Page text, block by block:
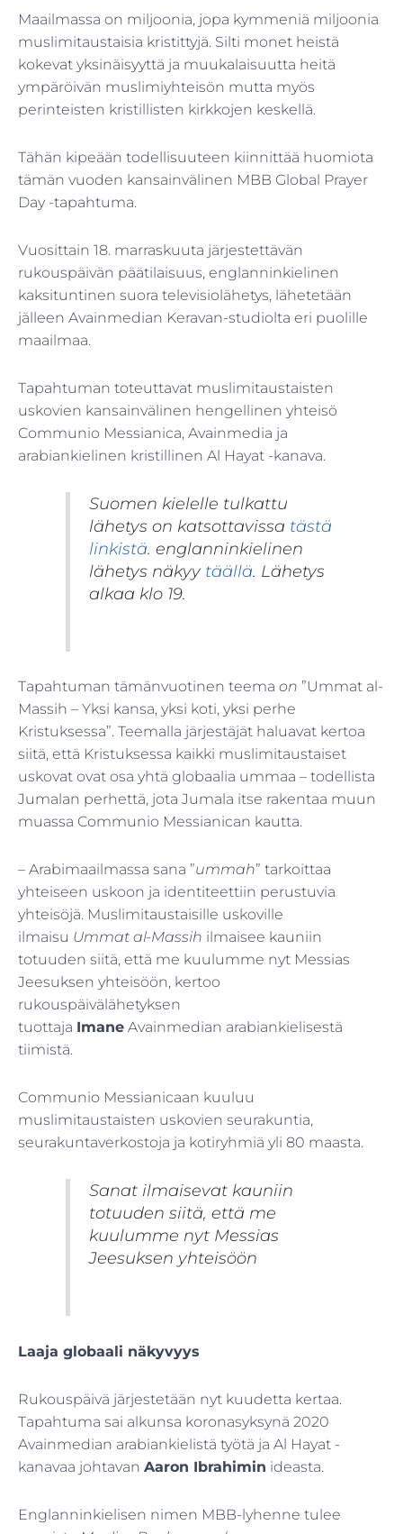
Maailmassa on miljoonia, jopa kymmeniä miljoonia
muslimitaustaisia kristittyjä. Silti monet heistä
kokevat yksinäisyyttä ja muukalaisuutta heitä
ympäröivän muslimiyhteisön mutta myös
perinteisten kristillisten kirkkojen keskellä.
Tähän kipeään todellisuuteen kiinnittää huomiota
tämän vuoden kansainvälinen MBB Global Prayer
Day -tapahtuma.
Vuosittain 18. marraskuuta järjestettävän
rukouspäivän päätilaisuus, englanninkielinen
kaksituntinen suora televisiolähetys, lähetetään
jälleen Avainmedian Keravan-studiolta eri puolille
maailmaa.
Tapahtuman toteuttavat muslimitaustaisten
uskovien kansainvälinen hengellinen yhteisö
Communio Messianica, Avainmedia ja
arabiankielinen kristillinen Al Hayat -kanava.
Suomen kielelle tulkattu
lähetys on katsottavissa tästä
linkistä. englanninkielinen
lähetys näkyy täällä. Lähetys
alkaa klo 19.
Tapahtuman tämänvuotinen teema on ”Ummat al-
Massih – Yksi kansa, yksi koti, yksi perhe
Kristuksessa”. Teemalla järjestäjät haluavat kertoa
siitä, että Kristuksessa kaikki muslimitaustaiset
uskovat ovat osa yhtä globaalia ummaa – todellista
Jumalan perhettä, jota Jumala itse rakentaa muun
muassa Communio Messianican kautta.
– Arabimaailmassa sana ”ummah” tarkoittaa
yhteiseen uskoon ja identiteettiin perustuvia
yhteisöjä. Muslimitaustaisille uskoville
ilmaisu Ummat al-Massih ilmaisee kauniin
totuuden siitä, että me kuulumme nyt Messias
Jeesuksen yhteisöön, kertoo
rukouspäivälähetyksen
tuottaja Imane Avainmedian arabiankielisestä
tiimistä.
Communio Messianicaan kuuluu
muslimitaustaisten uskovien seurakuntia,
seurakuntaverkostoja ja kotiryhmiä yli 80 maasta.
Sanat ilmaisevat kauniin
totuuden siitä, että me
kuulumme nyt Messias
Jeesuksen yhteisöön
Laaja globaali näkyvyys
Rukouspäivä järjestetään nyt kuudetta kertaa.
Tapahtuma sai alkunsa koronasyksynä 2020
Avainmedian arabiankielistä työtä ja Al Hayat -
kanavaa johtavan Aaron Ibrahimin ideasta.
Englanninkielisen nimen MBB-lyhenne tulee